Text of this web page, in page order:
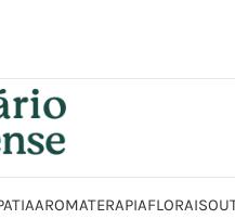
AROMATERAPIAFLORAIS